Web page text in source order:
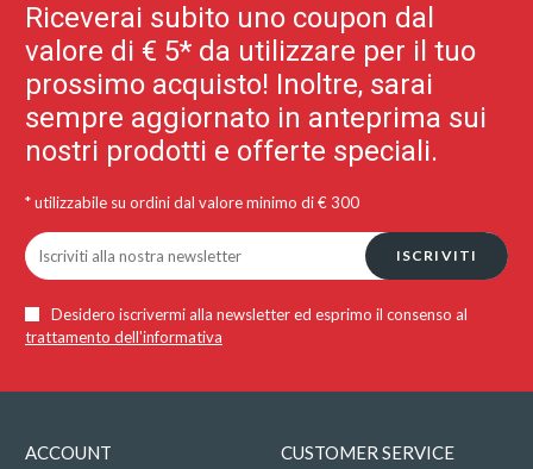
Riceverai subito uno coupon dal
valore di € 5* da utilizzare per il tuo
prossimo acquisto! Inoltre, sarai
sempre aggiornato in anteprima sui
nostri prodotti e offerte speciali.
* utilizzabile su ordini dal valore minimo di € 300
ISCRIVITI
Desidero iscrivermi alla newsletter ed esprimo il consenso al
trattamento dell'informativa
ACCOUNT CUSTOMER SERVICE